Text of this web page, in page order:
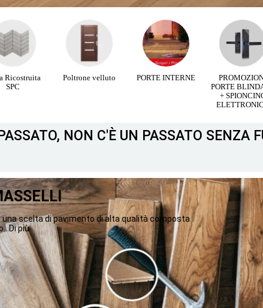
velluto PORTE INTERNE
PROMOZIONI
Barriere
/ Barriere
NON C'È UN PASSATO SENZA
una scelta di pavimento di alta qualità composta
più